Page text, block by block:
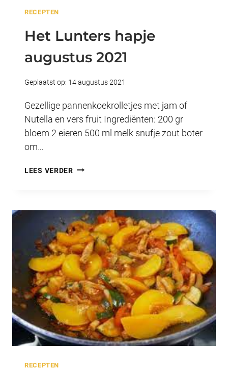
RECEPTEN
Het Lunters hapje
augustus 2021
Geplaatst op: 14 augustus 2021
Gezellige pannenkoekrolletjes met jam of
Nutella en vers fruit Ingrediënten: 200 gr
bloem 2 eieren 500 ml melk snufje zout boter
om…
LEES VERDERHET
AUGUSTUS
2021
RECEPTEN